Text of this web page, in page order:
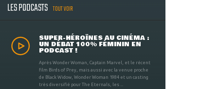
LES PODCASTS TOUT VOIR
SUPER-HÉROÏNES AU CINÉMA :
UN DÉBAT 100% FÉMININ EN
PODCAST !
Après Wonder Woman, Captain Marvel, et le récent
film Birds of Prey, mais aussi avec la venue proche
de Black Widow, Wonder Woman 1984 et un casting
très diversifié pour The Eternals, les ...